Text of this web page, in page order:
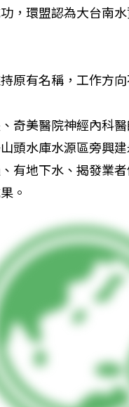
，環盟認為大台南
原有名稱，工作方向
奇美醫院神經內科
頭水庫水源區旁興
有地下水、揭發業
。